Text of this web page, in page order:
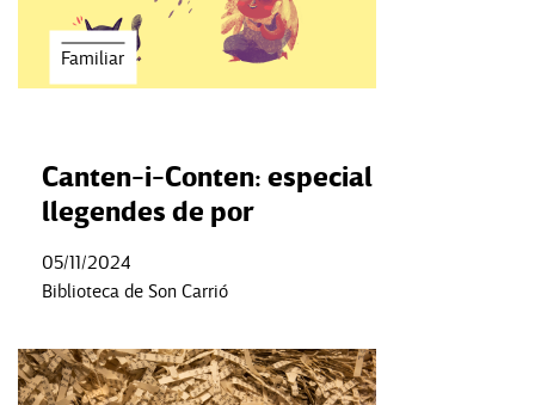
Familiar
Canten-i-Conten: especial
llegendes de por
05/11/2024
Biblioteca de Son Carrió